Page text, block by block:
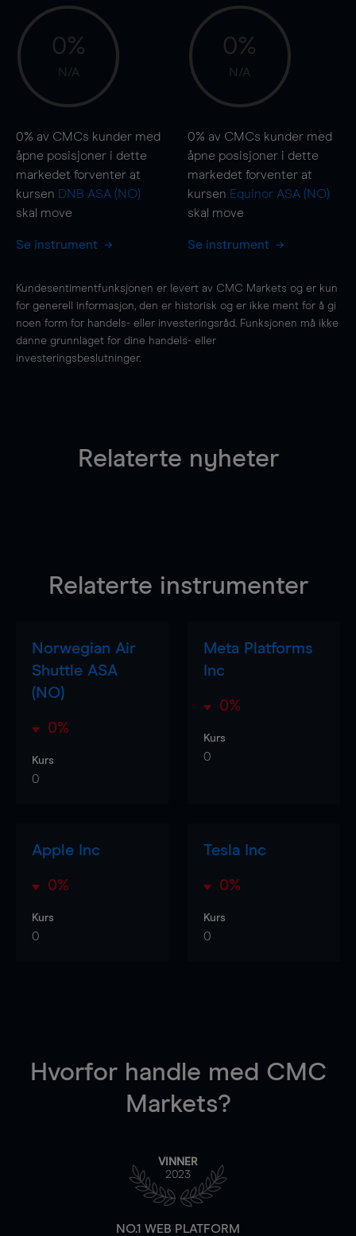
0%
N/A
0% av CMCs kunder med
åpne posisjoner i dette
markedet forventer at
kursen DNB ASA (NO)
skal move
Se instrument
0%
N/A
0% av CMCs kunder med
åpne posisjoner i dette
markedet forventer at
kursen Equinor ASA (NO)
skal move
Se instrument
Kundesentimentfunksjonen er levert av CMC Markets og er kun
for generell informasjon, den er historisk og er ikke ment for å gi
noen form for handels- eller investeringsråd. Funksjonen må ikke
danne grunnlaget for dine handels- eller
investeringsbeslutninger.
Relaterte nyheter
Relaterte instrumenter
Norwegian Air
Shuttle ASA
(NO)
0%
Kurs
0
Meta Platforms
Inc
0%
Kurs
0
Apple Inc
0%
Kurs
0
Tesla Inc
0%
Kurs
0
Hvorfor handle med CMC
Markets?
VINNER
2023
NO.1 WEB PLATFORM